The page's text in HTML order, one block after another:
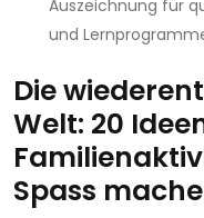
Auszeichnung für
und
Die
Welt: 20
Spass